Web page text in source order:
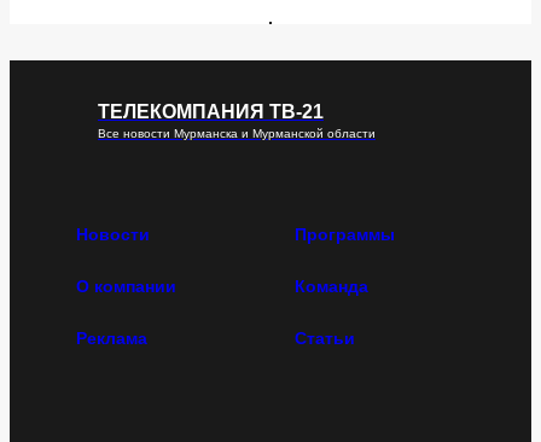
ТЕЛЕКОМПАНИЯ ТВ-21
Все новости Мурманска и Мурманской области
Новости Программы
О компании Команда
Реклама Статьи